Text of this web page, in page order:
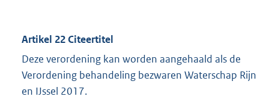
Artikel 22 Citeertitel
Deze verordening kan worden aangehaald als de
Verordening behandeling bezwaren Waterschap Rijn
en IJssel 2017.